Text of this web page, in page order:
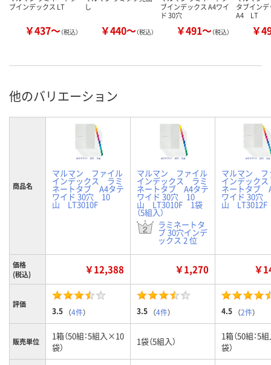
ブインデックス LT
￥437～（税込）
し
￥440～（税込）
ブインデックス A4ワイ
ド 30穴
￥491～（税込）
タブイン
A4 LT
￥
他のバリエーション
商品名
マルマン ファイル
インデックス ラミ
ネートタブ A4タテ
ワイド 30穴 10
山 LT3010F
マルマン ファイル
インデックス ラミ
ネートタブ A4タテ
ワイド 30穴 10
山 LT3010F 1袋
（5組入）
ラミネートタ
ブ 30穴インデ
ックス 2 位
マルマン フ
インデック
ネートタブ
ワイド 30穴
山 LT3012F
価格
(税込)
￥12,388 ￥1,270 ￥
評価
3.5 （4件） 3.5 （4件） 4.5 （2件）
販売単位
1箱（50組：5組入×10
袋）
1袋（5組入）
1箱（50組：5
袋）